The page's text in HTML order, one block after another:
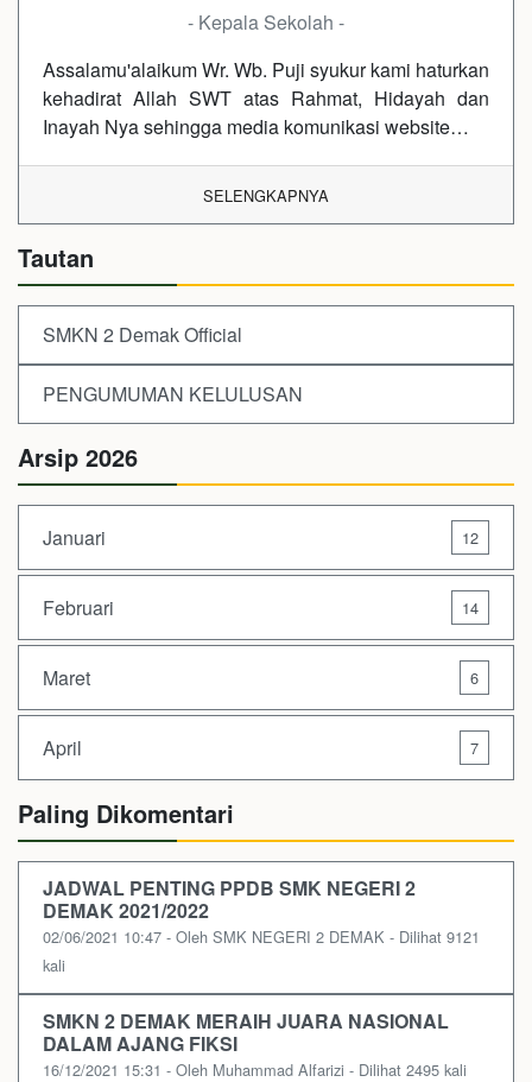
- Kepala Sekolah -
Assalamu'alaikum Wr. Wb. Puji syukur kami haturkan
kehadirat Allah SWT atas Rahmat, Hidayah dan
Inayah Nya sehingga media komunikasi website…
SELENGKAPNYA
Tautan
SMKN 2 Demak Official
PENGUMUMAN KELULUSAN
Arsip 2026
Januari 12
Februari 14
Maret 6
April 7
Paling Dikomentari
JADWAL PENTING PPDB SMK NEGERI 2
DEMAK 2021/2022
02/06/2021 10:47 - Oleh SMK NEGERI 2 DEMAK - Dilihat 9121
kali
SMKN 2 DEMAK MERAIH JUARA NASIONAL
DALAM AJANG FIKSI
16/12/2021 15:31 - Oleh Muhammad Alfarizi - Dilihat 2495 kali